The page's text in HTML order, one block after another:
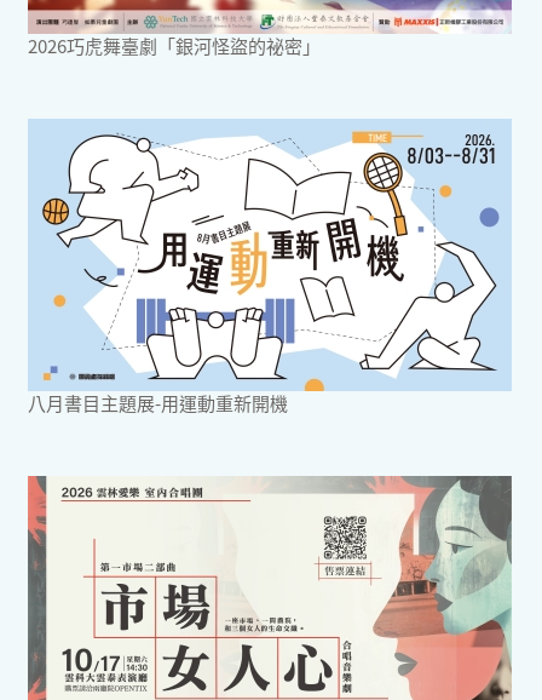
2026巧虎舞臺劇「銀河怪盜的祕密」
八月書目主題展-用運動重新開機